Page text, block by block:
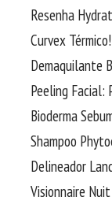
Resenha
Curvex Térmico!
Demaquilante
Peeling Facial:
Bioderma
Shampoo
Delineador
Visionnaire